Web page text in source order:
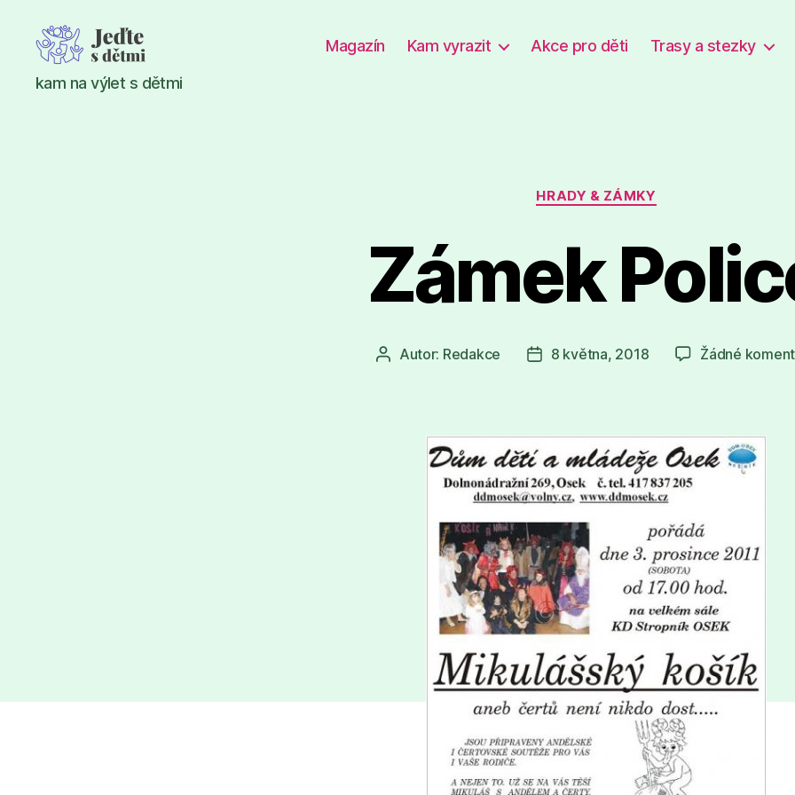
Jeďte
s
kam na výlet s dětmi
Magazín Kam vyrazit Akce pro děti Trasy a stezky
Rubriky
HRADY & ZÁMKY
Zámek
AutorAutor: Redakce
Datum
8 května, 2018 Žádné